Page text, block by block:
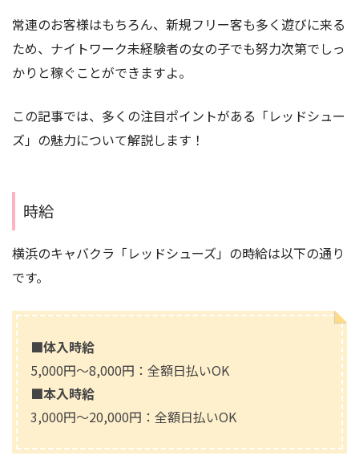
常連のお客様はもちろん、新規フリー客も多く遊びに来る
ため、ナイトワーク未経験者の女の子でも努力次第でしっ
かりと稼ぐことができますよ。
この記事では、多くの注目ポイントがある「レッドシュー
ズ」の魅力について解説します！
時給
横浜のキャバクラ「レッドシューズ」の時給は以下の通り
です。
■体入時給
5,000円〜8,000円：全額日払いOK
■本入時給
3,000円〜20,000円：全額日払いOK